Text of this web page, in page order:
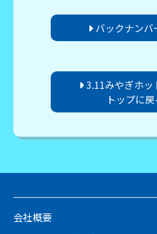
バックナンバ
3.11みやぎホッ
トップに戻
会社概要